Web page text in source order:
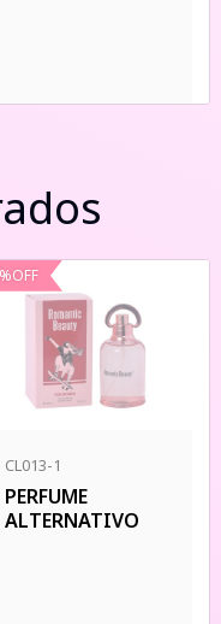
%OFF
CL013-1
PERFUME
ALTERNATIVO